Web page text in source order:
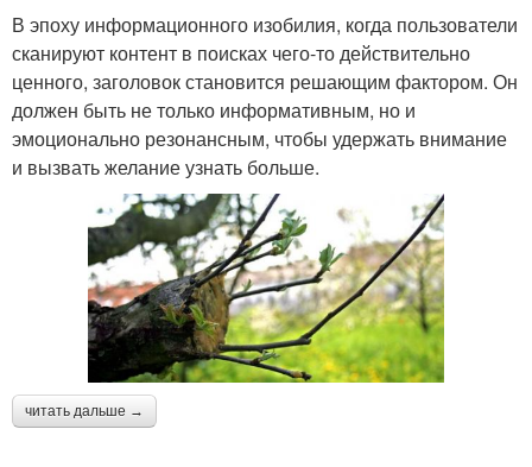
В эпоху информационного изобилия, когда пользователи
сканируют контент в поисках чего-то действительно
ценного, заголовок становится решающим фактором. Он
должен быть не только информативным, но и
эмоционально резонансным, чтобы удержать внимание
и вызвать желание узнать больше.
читать дальше →